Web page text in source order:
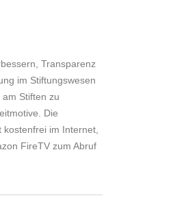
Transparenz
im Stiftungswesen
Stiften zu
Die
im Internet,
FireTV zum Abruf